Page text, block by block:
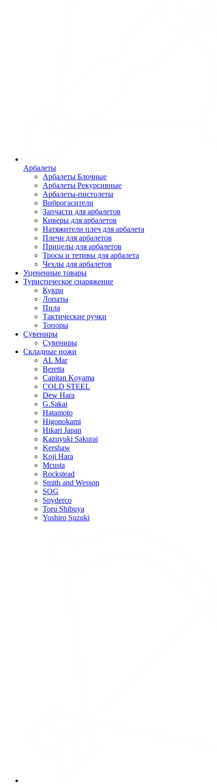
Арбалеты
Арбалеты Блочные
Арбалеты Рекурсивные
Арбалеты-пистолеты
Виброгасители
Запчасти для арбалетов
Киверы для арбалетов
Натяжители плеч для арбалета
Плечи для арбалетов
Прицелы для арбалетов
Тросы и тетивы для арбалета
Чехлы для арбалетов
Уцененные товары
Туристическое снаряжение
Кукри
Лопаты
Пила
Тактические ручки
Топоры
Сувениры
Сувениры
Складные ножи
AL Mar
Beretta
Capitan Koyama
COLD STEEL
Dew Hara
G.Sakai
Hatamoto
Higonokami
Hikari Japan
Kazuyuki Sakurai
Kershaw
Koji Hara
Mcusta
Rockstead
Smith and Wesson
SOG
Spyderco
Toru Shibuya
Yoshiro Suzuki